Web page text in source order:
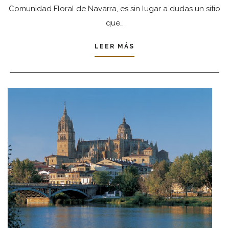
Comunidad Floral de Navarra, es sin lugar a dudas un sitio
que…
LEER MÁS